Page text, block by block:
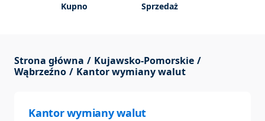
Kupno Sprzedaż
Strona główna
Kujawsko-Pomorskie
Wąbrzeźno
Kantor wymiany walut
Kantor wymiany walut